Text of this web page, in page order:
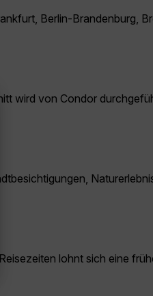
Berlin-Brandenburg,
wird von Condor
lohnt sich eine